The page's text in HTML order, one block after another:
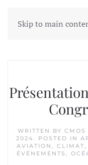
Skip to main
Tag:
WRITTEN BY CMOS
2024. POSTED IN
AVIATION , CLIMAT,
ÉVÉNEMENTS ,